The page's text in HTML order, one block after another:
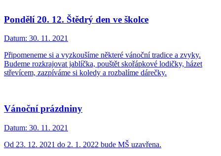
Pondělí 20. 12. Štědrý den ve školce
Datum: 30. 11. 2021
Připomeneme si a vyzkoušíme některé vánoční tradice a zvyky.
Budeme rozkrajovat jablíčka, pouštět skořápkové lodičky, házet
střevícem, zazpíváme si koledy a rozbalíme dárečky.
Vánoční prázdniny
Datum: 30. 11. 2021
Od 23. 12. 2021 do 2. 1. 2022 bude MŠ uzavřena.